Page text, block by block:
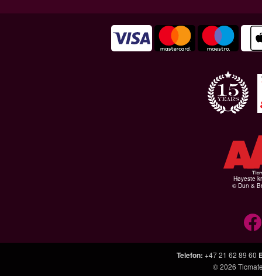
Høyeste
© Dun &
Telefon: +47 21 62 89 60
© 2026